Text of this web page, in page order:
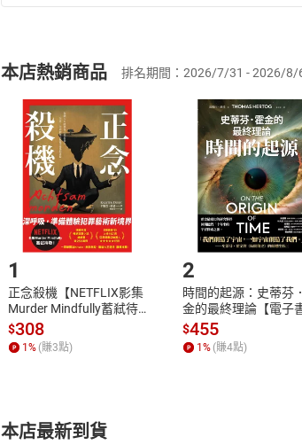
(一)依消費者保護法第19條第1項後段暨
(二)消費者訂購本店鋪之商品即代表知
且已下載/存取電子書，不得請求退貨退款
退貨方式：您欲取消訂單或辦理退貨時，
貨」，本店鋪將依您的申請進行審核，待
請注意，樂天市場須以整筆訂單為單位進
挑選商品
Choose
放入購物
Shopping
購書後，如何開始使用？
Step1.選擇閱讀載具
本店熱銷商品 排名期間：2026/7/31 - 2026/8/
1
正念殺機【NETFLIX影集
Murder Mindfully蓄弒待
發】【電子書】
$308
1 % (賺3點)
2
時間的起源：史蒂芬
金的最終理論【電子
$455
1 % (賺4點)
本店最新到貨